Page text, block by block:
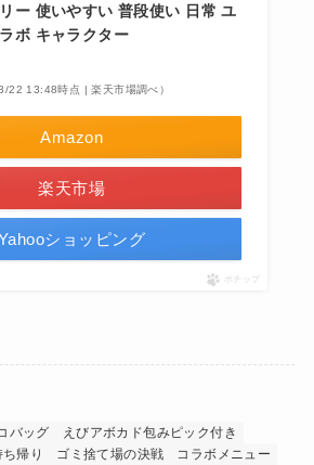
ー 使いやすい 普段使い 日常 ユ
ボ キャラクター
22 13:48時点 | 楽天市場調べ）
Amazon
楽天市場
ショッピング
ポチップ
バッグ
えびアボカド包みピック付き
帰り ゴミ捨て場の決戦
コラボメニュー